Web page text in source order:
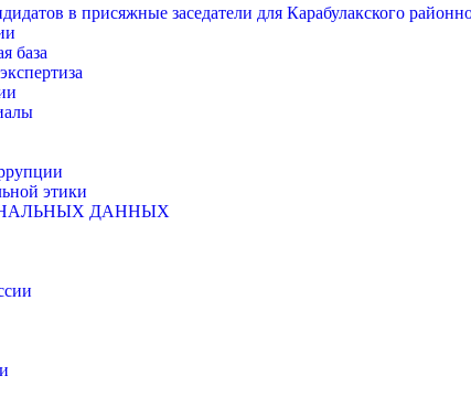
в присяжные заседатели для Карабулакского
база
этики
ДАННЫХ